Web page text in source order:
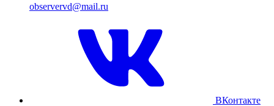
observervd@mail.ru
ВКонтакте